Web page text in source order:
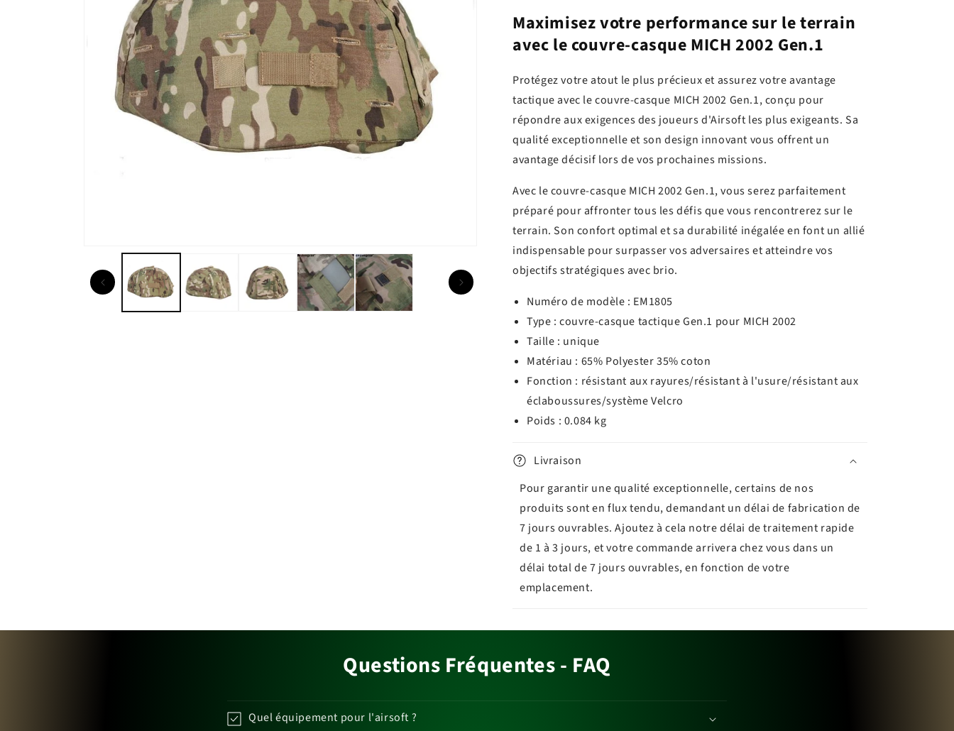
Maximisez votre performance sur le terrain
avec le couvre-casque MICH 2002 Gen.1
Protégez votre atout le plus précieux et assurez votre avantage
tactique avec le couvre-casque MICH 2002 Gen.1, conçu pour
répondre aux exigences des joueurs d'Airsoft les plus exigeants. Sa
qualité exceptionnelle et son design innovant vous offrent un
avantage décisif lors de vos prochaines missions.
Avec le couvre-casque MICH 2002 Gen.1, vous serez parfaitement
préparé pour affronter tous les défis que vous rencontrerez sur le
terrain. Son confort optimal et sa durabilité inégalée en font un allié
indispensable pour surpasser vos adversaires et atteindre vos
objectifs stratégiques avec brio.
Numéro de modèle : EM1805
Type : couvre-casque tactique Gen.1 pour MICH 2002
Taille : unique
Matériau : 65% Polyester 35% coton
Fonction : résistant aux rayures/résistant à l'usure/résistant aux
éclaboussures/système Velcro
Poids : 0.084 kg
Livraison
Pour garantir une qualité exceptionnelle, certains de nos
produits sont en flux tendu, demandant un délai de fabrication de
7 jours ouvrables. Ajoutez à cela notre délai de traitement rapide
de 1 à 3 jours, et votre commande arrivera chez vous dans un
délai total de 7 jours ouvrables, en fonction de votre
emplacement.
Questions Fréquentes - FAQ
Quel équipement pour l'airsoft ?